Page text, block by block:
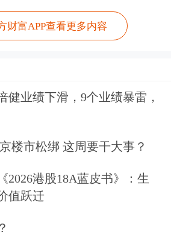
智联等产业链公司，覆
规级芯片、激光雷达
智能座舱、车路协同等
汽车产业的长期深耕积
产业应用场景出发布局
持广汽集团战略落地的
提升产业投资成功率。
财富APP查看更多内容
健业绩下滑，9个业绩暴雷，
楼市松绑 这周要干大事？
2026港股18A蓝皮书》：生
值跃迁